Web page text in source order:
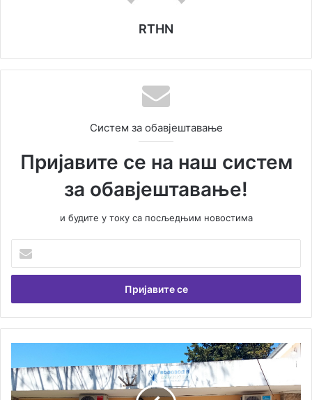
RTHN
Систем за обавјештавање
Пријавите се на наш систем
за обавјештавање!
и будите у току са посљедњим новостима
е
и
т
ш
у
р
ц